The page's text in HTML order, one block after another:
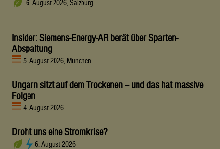
6. August 2026, Salzburg
Insider: Siemens-Energy-AR berät über Sparten-
Abspaltung
5. August 2026, München
Ungarn sitzt auf dem Trockenen – und das hat massive
Folgen
4. August 2026
Droht uns eine Stromkrise?
6. August 2026